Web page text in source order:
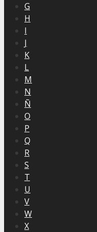
G
H
I
J
K
L
M
N
Ñ
O
P
Q
R
S
T
U
V
W
X